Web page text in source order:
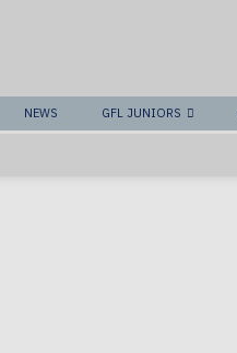
NEWS GFL JUNIORS